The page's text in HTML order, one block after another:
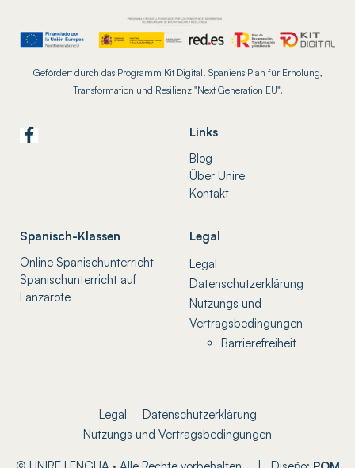
Gefördert durch das Programm Kit Digital. Spaniens Plan für Erholung,
Transformation und Resilienz "Next Generation EU".
Links
Blog
Über Unire
Kontakt
Spanisch-Klassen
Online Spanischunterricht
Spanischunterricht auf
Lanzarote
Legal
Legal
Datenschutzerklärung
Nutzungs und
Vertragsbedingungen
Barrierefreiheit
Legal
Datenschutzerklärung
Nutzungs und Vertragsbedingungen